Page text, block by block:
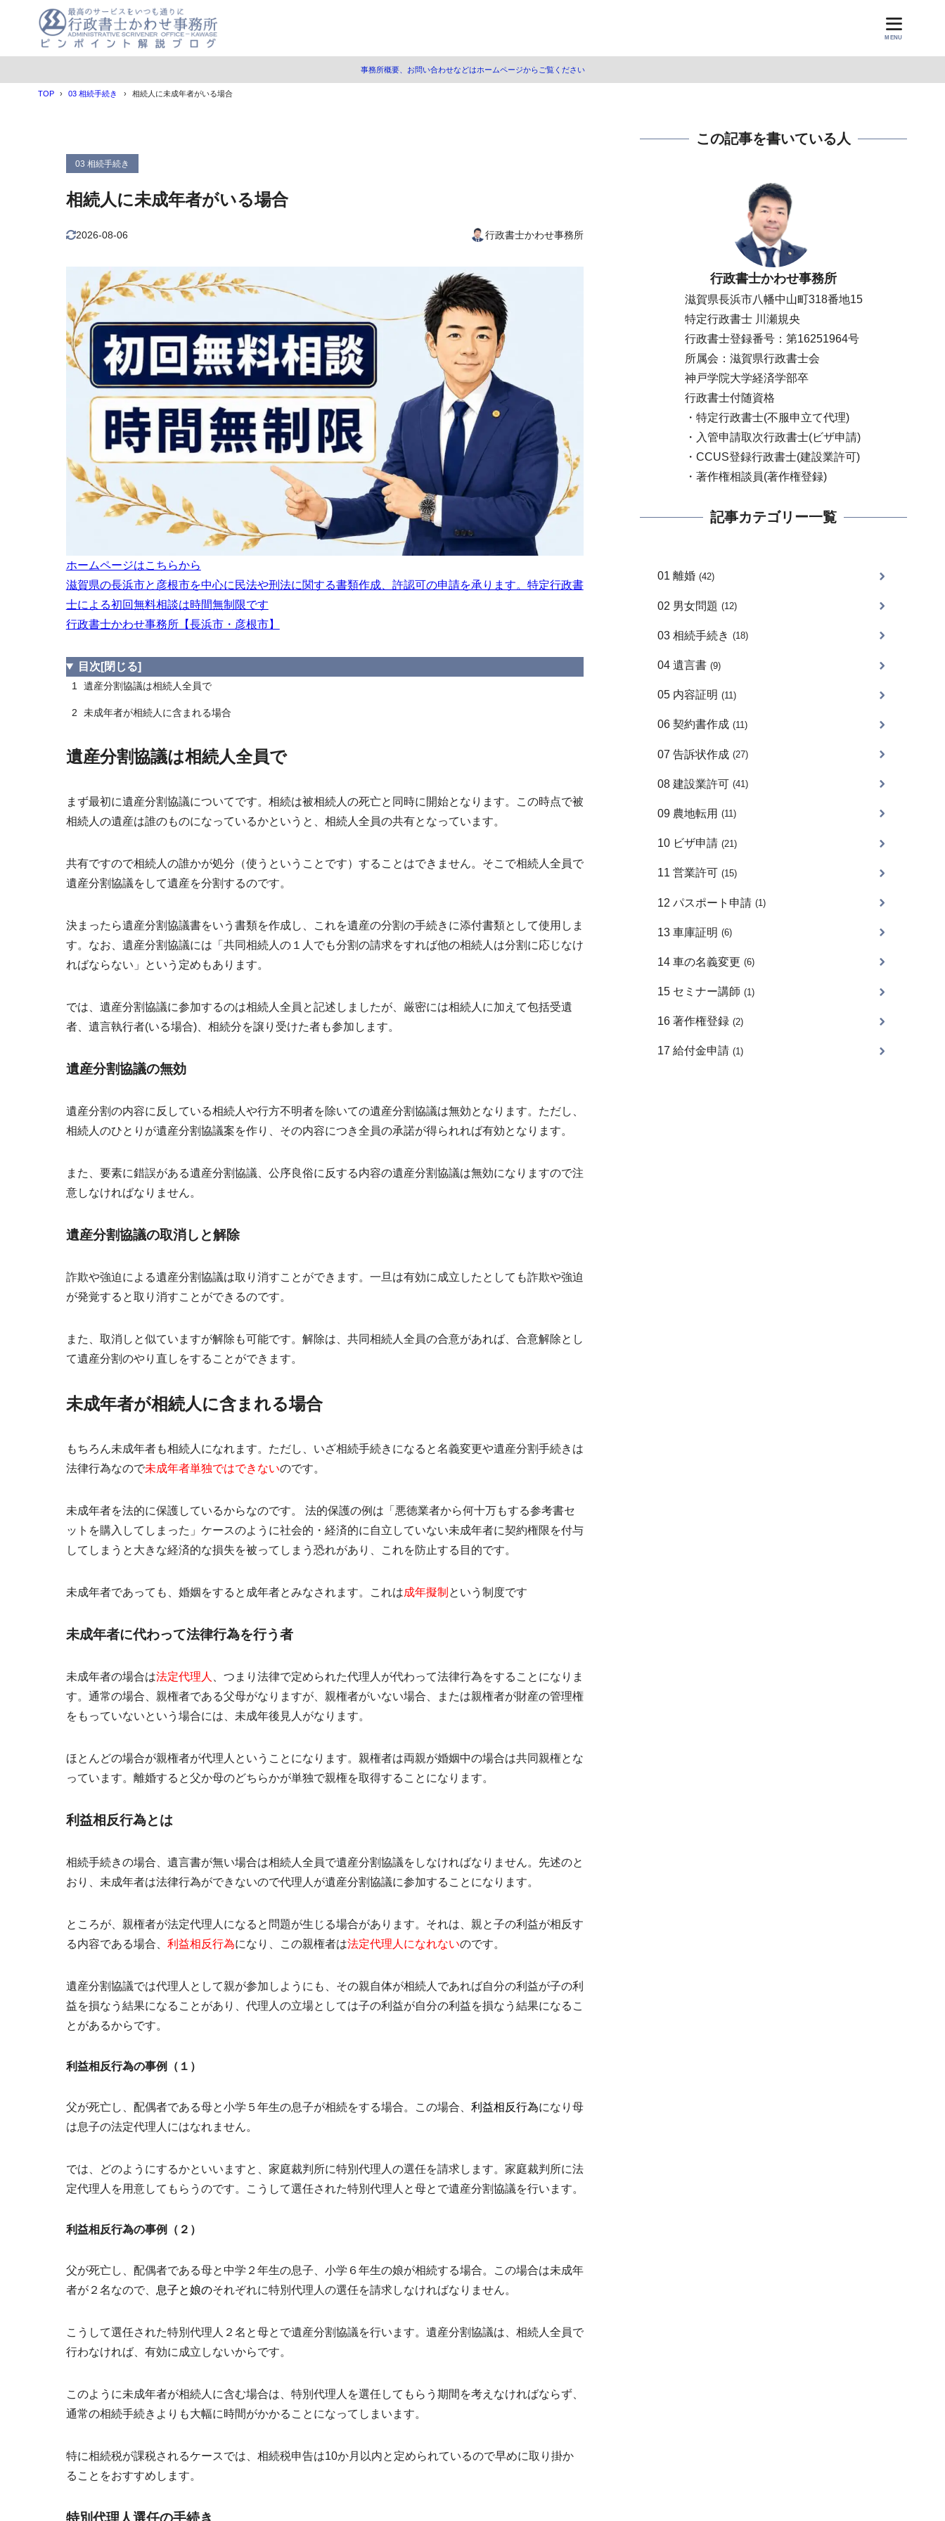
MENU
事務所概要、お問い合わせなどはホームページからご覧ください
TOP 03 相続手続き 相続人に未成年者がいる場合
03 相続手続き
相続人に未成年者がいる場合
2026-08-06 行政書士かわせ事務所
ホームページはこちらから
滋賀県の長浜市と彦根市を中心に民法や刑法に関する書類作成、許認可の申請を承ります。特定行政書
士による初回無料相談は時間無制限です
行政書士かわせ事務所【長浜市・彦根市】
目次 [閉じる]
1 遺産分割協議は相続人全員で
2 未成年者が相続人に含まれる場合
遺産分割協議は相続人全員で
まず最初に遺産分割協議についてです。相続は被相続人の死亡と同時に開始となります。この時点で被
相続人の遺産は誰のものになっているかというと、 相続人全員の共有となっています。
共有ですので相続人の誰かが処分（使うということです）することはできません。そこで相続人全員で
遺産分割協議をして遺産を分割するのです。
決まったら遺産分割協議書をいう書類を作成し、これを遺産の分割の手続きに添付書類として使用しま
す。なお、遺産分割協議には「共同相続人の１人でも分割の請求をすれば他の相続人は分割に応じなけ
ればならない」という定めもあります。
では、遺産分割協議に参加するのは相続人全員と記述しましたが、厳密には相続人に加えて包括受遺
者、遺言執行者(いる場合)、相続分を譲り受けた者も参加します。
遺産分割協議の無効
遺産分割の内容に反している相続人や行方不明者を除いての遺産分割協議は無効となります。ただし、
相続人のひとりが遺産分割協議案を作り、その内容につき全員の承諾が得られれば有効となります。
また、要素に錯誤がある遺産分割協議、 公序良俗に反する内容の遺産分割協議は無効になりますので注
意しなければなりません。
遺産分割協議の取消しと解除
詐欺や強迫による遺産分割協議は取り消すことができます。一旦は有効に成立したとしても詐欺や強迫
が発覚すると取り消すことができるのです。
また、取消しと似ていますが解除も可能です。解除は、 共同相続人全員の合意があれば、合意解除とし
て遺産分割のやり直しをすることができます。
未成年者が相続人に含まれる場合
もちろん未成年者も相続人になれます。ただし、いざ相続手続きになると名義変更や遺産分割手続きは
法律行為なので未成年者単独ではできないのです。
未成年者を法的に保護しているからなのです。 法的保護の例は「悪徳業者から何十万もする参考書セ
ットを購入してしまった」ケースのように社会的・経済的に自立していない未成年者に契約権限を付与
してしまうと大きな経済的な損失を被ってしまう恐れがあり、これを防止する目的です。
未成年者であっても、婚姻をすると成年者とみなされます。これは成年擬制 という制度です
未成年者に代わって法律行為を行う者
未成年者の場合は法定代理人
、つまり法律で定められた代理人が代わって法律行為をすることになりま
す。通常の場合、親権者である父母がなりますが、親権者がいない場合、または親権者が財産の管理権
をもっていないという場合には、 未成年後見人 がなります。
ほとんどの場合が親権者が代理人ということになります。親権者は両親が婚姻中の場合は共同親権とな
っています。離婚すると父か母のどちらかが単独で親権を取得することになります。
利益相反行為とは
相続手続きの場合、遺言書が無い場合は相続人全員で遺産分割協議をしなければなりません。先述のと
おり、未成年者は法律行為ができないので代理人が遺産分割協議に参加することになります。
ところが、親権者が法定代理人になると問題が生じる場合があります。それは、親と子の利益が相反す
る内容である場合、 利益相反行為になり、この親権者は法定代理人になれないのです。
遺産分割協議では代理人として親が参加しようにも、その親自体が相続人であれば自分の利益が子の利
益を損なう結果になることがあり、代理人の立場としては子の利益が自分の利益を損なう結果になるこ
とがあるからです。
利益相反行為の事例（１）
父が死亡し、配偶者である母と小学５年生の息子が相続をする場合。この場合、 利益相反行為になり母
は息子の法定代理人にはなれません。
では、どのようにするかといいますと、家庭裁判所に特別代理人 の選任を請求します。家庭裁判所に法
定代理人を用意してもらうのです。こうして選任された特別代理人と母とで遺産分割協議を行います。
利益相反行為の事例（２）
父が死亡し、配偶者である母と中学２年生の息子、小学６年生の娘が相続する場合。この場合は未成年
者が２名なので、 息子と娘のそれぞれに特別代理人の選任を請求しなければなりません。
こうして選任された特別代理人２名 と母とで遺産分割協議を行います。遺産分割協議は、相続人全員で
行わなければ、有効に成立しないからです。
このように未成年者が相続人に含む場合は、特別代理人を選任してもらう期間を考えなければならず、
通常の相続手続きよりも大幅に時間がかかることになってしまいます。
特に相続税が課税されるケースでは、相続税申告は10か月以内と定められているので早めに取り掛か
ることをおすすめします。
特別代理人選任の手続き
この記事を書いている人
行政書士かわせ事務所
滋賀県長浜市八幡中山町318番地15
特定行政書士 川瀬規央
行政書士登録番号：第16251964号
所属会：滋賀県行政書士会
神戸学院大学経済学部卒
行政書士付随資格
・特定行政書士(不服申立て代理)
・入管申請取次行政書士(ビザ申請)
・CCUS登録行政書士(建設業許可)
・著作権相談員(著作権登録)
記事カテゴリー一覧
01 離婚 (42)
02 男女問題 (12)
03 相続手続き (18)
04 遺言書 (9)
05 内容証明 (11)
06 契約書作成 (11)
07 告訴状作成 (27)
08 建設業許可 (41)
09 農地転用 (11)
10 ビザ申請 (21)
11 営業許可 (15)
12 パスポート申請 (1)
13 車庫証明 (6)
14 車の名義変更 (6)
15 セミナー講師 (1)
16 著作権登録 (2)
17 給付金申請 (1)
2.1 未成年者に代わって法律行為を行う者
特別代理人選任の手続き